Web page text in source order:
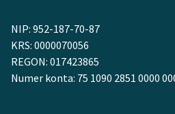
NIP: 952-187-70-87
KRS: 0000070056
REGON: 017423865
Numer konta: 75 1090 2851 0000